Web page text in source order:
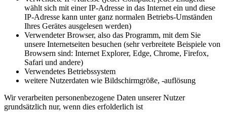
wählt sich mit einer IP-Adresse in das Internet ein und diese
IP-Adresse kann unter ganz normalen Betriebs-Umständen
Ihres Gerätes ausgelesen werden)
Verwendeter Browser, also das Programm, mit dem Sie
unsere Internetseiten besuchen (sehr verbreitete Beispiele von
Browsern sind: Internet Explorer, Edge, Chrome, Firefox,
Safari und andere)
Verwendetes Betriebssystem
weitere Nutzerdaten wie Bildschirmgröße, -auflösung
Wir verarbeiten personenbezogene Daten unserer Nutzer
grundsätzlich nur, wenn dies erfolderlich ist